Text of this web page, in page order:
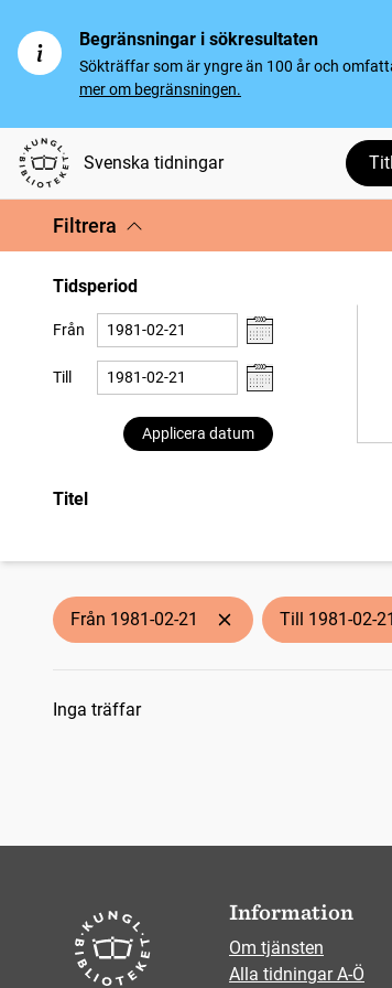
Begränsningar i sökresultaten
Sökträffar som är yngre än 100 år och
mer om begränsningen.
Svenska tidningar
Filtrera
Tidsperiod
Från
Till
Applicera datum
Titel
Från 1981-02-21 Till 1981-02-21
Sökresultat
Inga träffar
Information
Om tjänsten
Alla tidningar A-Ö